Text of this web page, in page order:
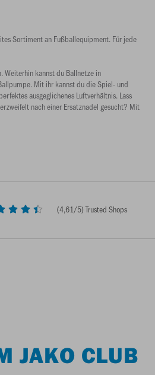
Sortiment an Fußballequipment. Für jede
Weiterhin kannst du Ballnetze in
Mit ihr kannst du die Spiel- und
ausgeglichenes Luftverhältnis. Lass
nach einer Ersatznadel gesucht? Mit
(4,61/5) Trusted Shops
JAKO CLUB